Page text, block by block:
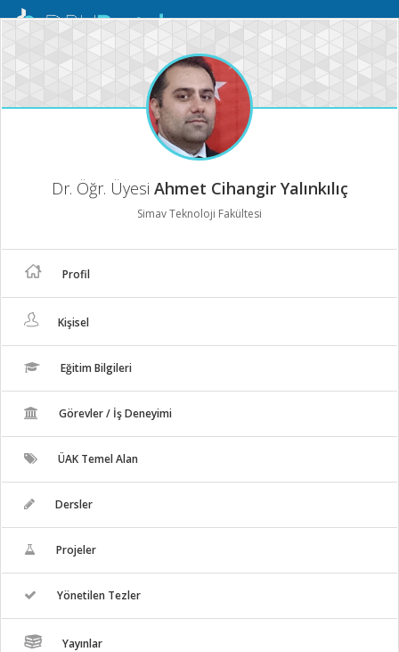
Mobil
Dr. Öğr. Üyesi Ahmet Cihangir Yalınkılıç
Simav Teknoloji Fakültesi
Profil
Kişisel
Eğitim Bilgileri
Görevler / İş Deneyimi
ÜAK Temel Alan
Dersler
Projeler
Yönetilen Tezler
Yayınlar